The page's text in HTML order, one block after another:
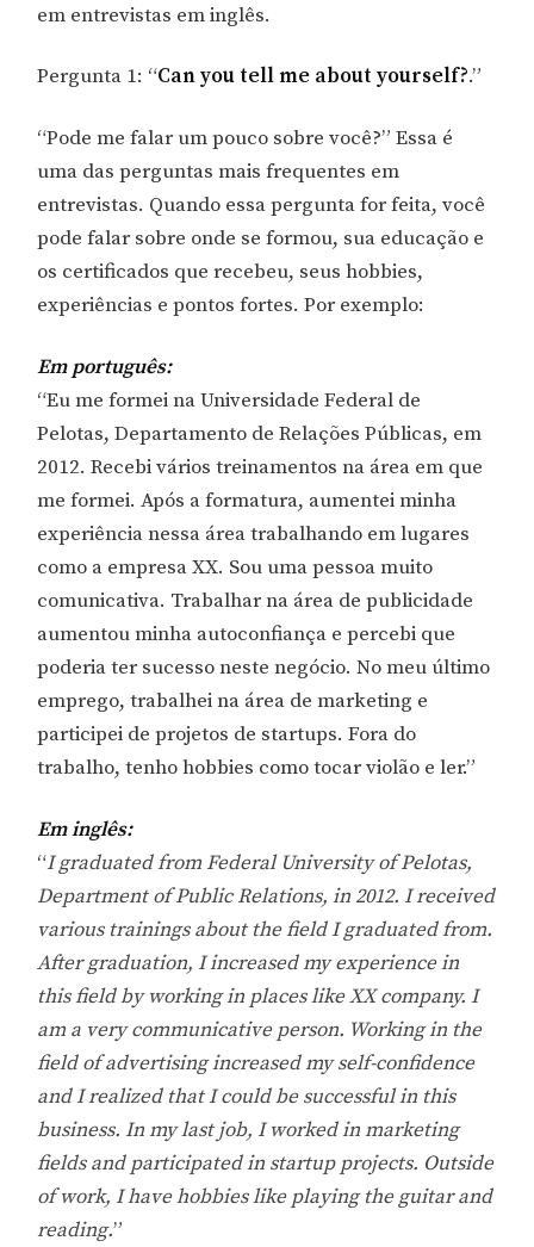
em entrevistas em inglês.
Pergunta 1: “Can you tell me about yourself?.”
“Pode me falar um pouco sobre você?” Essa é
uma das perguntas mais frequentes em
entrevistas. Quando essa pergunta for feita, você
pode falar sobre onde se formou, sua educação e
os certificados que recebeu, seus hobbies,
experiências e pontos fortes. Por exemplo:
Em português:
“Eu me formei na Universidade Federal de
Pelotas, Departamento de Relações Públicas, em
2012. Recebi vários treinamentos na área em que
me formei. Após a formatura, aumentei minha
experiência nessa área trabalhando em lugares
como a empresa XX. Sou uma pessoa muito
comunicativa. Trabalhar na área de publicidade
aumentou minha autoconfiança e percebi que
poderia ter sucesso neste negócio. No meu último
emprego, trabalhei na área de marketing e
participei de projetos de startups. Fora do
trabalho, tenho hobbies como tocar violão e ler.”
Em inglês:
“I graduated from Federal University of Pelotas,
Department of Public Relations, in 2012. I received
various trainings about the field I graduated from.
After graduation, I increased my experience in
this field by working in places like XX company. I
am a very communicative person. Working in the
field of advertising increased my self-confidence
and I realized that I could be successful in this
business. In my last job, I worked in marketing
fields and participated in startup projects. Outside
of work, I have hobbies like playing the guitar and
reading.”